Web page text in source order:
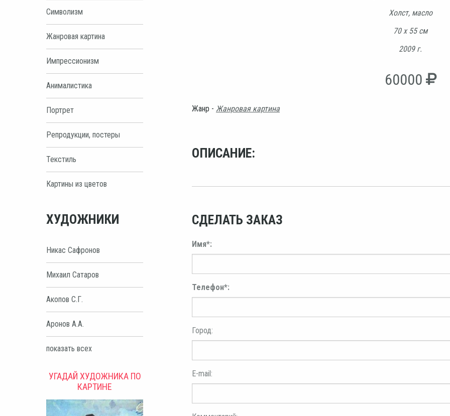
Символизм
Жанровая картина
Импрессионизм
Анималистика
Портрет
Репродукции, постеры
Текстиль
Картины из цветов
ХУДОЖНИКИ
Никас Сафронов
Михаил Сатаров
Акопов С.Г.
Аронов А.А.
показать всех
УГАДАЙ ХУДОЖНИКА ПО
КАРТИНЕ
Холст, масло
70 х 55 см
2009 г.
60000
Жанр - Жанровая картина
ОПИСАНИЕ:
СДЕЛАТЬ ЗАКАЗ
Имя*:
Телефон*:
Город:
E-mail: